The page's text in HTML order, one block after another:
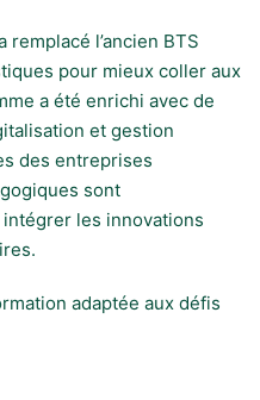
remplacé l’ancien BTS
pour mieux coller aux
a été enrichi avec de
et gestion
des entreprises
sont
les innovations
adaptée aux défis